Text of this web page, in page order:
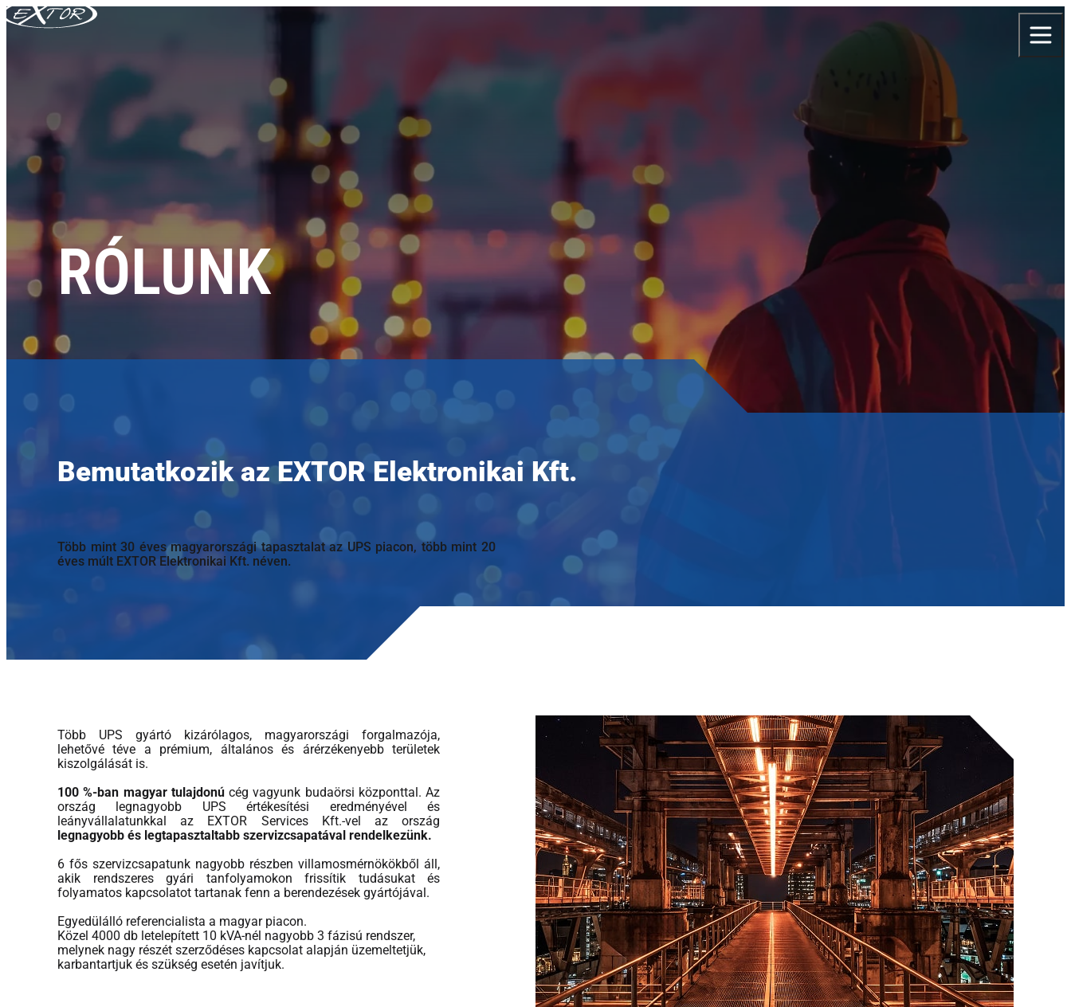
Skip to content
RÓLUNK
Bemutatkozik az EXTOR Elektronikai Kft.
Több mint 30 éves magyarországi tapasztalat az UPS piacon, több mint 20
éves múlt EXTOR Elektronikai Kft. néven.
Több UPS gyártó kizárólagos, magyarországi forgalmazója,
lehetővé téve a prémium, általános és árérzékenyebb területek
kiszolgálását is.
100 %-ban magyar tulajdonú cég vagyunk budaörsi központtal. Az
ország legnagyobb UPS értékesítési eredményével és
leányvállalatunkkal az EXTOR Services Kft.-vel az ország
legnagyobb és legtapasztaltabb szervizcsapatával rendelkezünk.
6 fős szervizcsapatunk nagyobb részben villamosmérnökökből áll,
akik rendszeres gyári tanfolyamokon frissítik tudásukat és
folyamatos kapcsolatot tartanak fenn a berendezések gyártójával.
Egyedülálló referencialista a magyar piacon.
Közel 4000 db letelepített 10 kVA-nél nagyobb 3 fázisú rendszer,
melynek nagy részét szerződéses kapcsolat alapján üzemeltetjük,
karbantartjuk és szükség esetén javítjuk.